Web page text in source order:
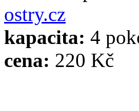
ostry.cz
kapacita: 4
cena: 220 Kč